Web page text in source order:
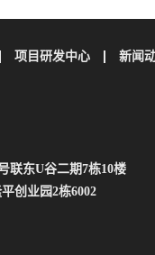
项目研发中心
新闻
联东U谷二期7栋10楼
创业园2栋6002